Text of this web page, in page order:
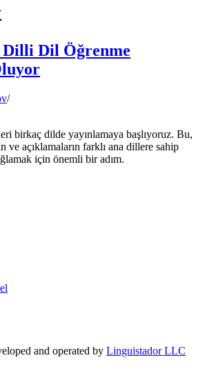
Dilli Dil Öğrenme
birkaç dilde yayınlamaya başlıyoruz. Bu,
ve açıklamaların farklı ana dillere sahip
için önemli bir adım.
and operated by Linguistador LLC